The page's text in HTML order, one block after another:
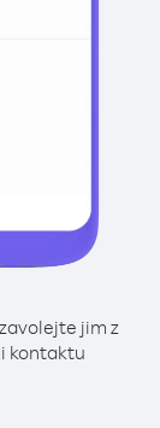
jim z
kontaktu